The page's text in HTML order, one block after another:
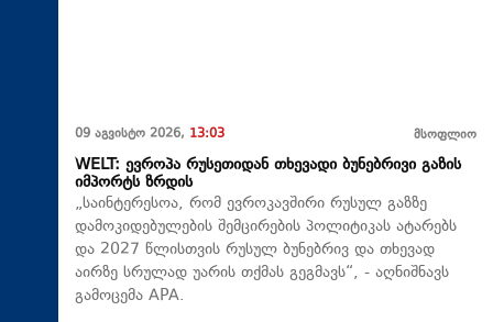
09 აგვისტო 2026, 13:03 მსოფლიო
WELT: ევროპა რუსეთიდან თხევადი ბუნებრივი გაზის
იმპორტს ზრდის
„საინტერესოა, რომ ევროკავშირი რუსულ გაზზე
დამოკიდებულების შემცირების პოლიტიკას ატარებს
და 2027 წლისთვის რუსულ ბუნებრივ და თხევად
აირზე სრულად უარის თქმას გეგმავს“, - აღნიშნავს
გამოცემა APA.